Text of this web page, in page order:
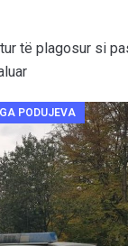
të plagosur si
PODUJEVA